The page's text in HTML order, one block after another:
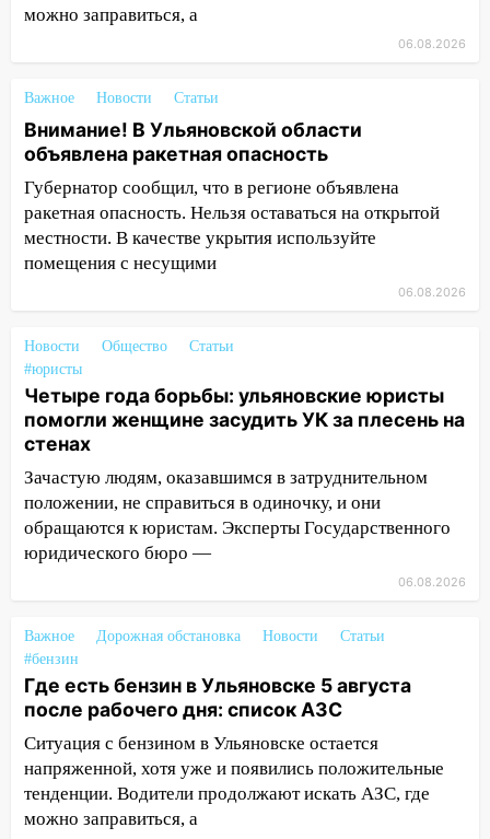
автоподставщиков
В Инзе произошел крупный пожар
13:00
В суде защитили репутацию
мужчины, которого необоснованно
обвиняли в жестоком обращении с
животными
12:28 Миллион на «льготниках»: в
Ульяновской области перевозчик
провернул хитрую схему с чужими
проездными
120 тысяч долга
11:49 Снят режим «Ракетная
опасность» на территории Ульяновской
области
11:30 Кабмин РФ разрешил до 1 июля
2027 года импорт, выпуск и обращение
бензина Евро 2, Евро 3, Евро 4
11:12 Соцсети: на Рябикова автомобиль
10:27
Где есть бензин в Ульяновске
днем 6 августа: список АЗС
10:16 Внимание! В Ульяновской области
объявлена ракетная опасность
10:00 В Старомайнском районе утонул
51-летний мужчина
09:50
В Ульяновске черный коршун
можно заправиться, а
06.08.2026
Важное Новости Статьи
Внимание! В Ульяновской области
объявлена ракетная опасность
Губернатор сообщил, что в регионе объявлена
ракетная опасность. Нельзя оставаться на открытой
местности. В качестве укрытия используйте
помещения с несущими
06.08.2026
Новости Общество
Статьи
#юристы
Четыре года борьбы: ульяновские юристы
помогли женщине засудить УК за плесень на
стенах
Зачастую людям, оказавшимся в затруднительном
положении, не справиться в одиночку, и они
обращаются к юристам. Эксперты Государственного
юридического бюро —
06.08.2026
Важное Дорожная обстановка Новости
Статьи
#бензин
Где есть бензин в Ульяновске 5 августа
после рабочего дня: список АЗС
Ситуация с бензином в Ульяновске остается
напряженной, хотя уже и появились положительные
тенденции. Водители продолжают искать АЗС, где
можно заправиться, а